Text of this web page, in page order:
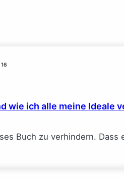
16
wie ich alle meine Ideale
Buch zu verhindern. Dass